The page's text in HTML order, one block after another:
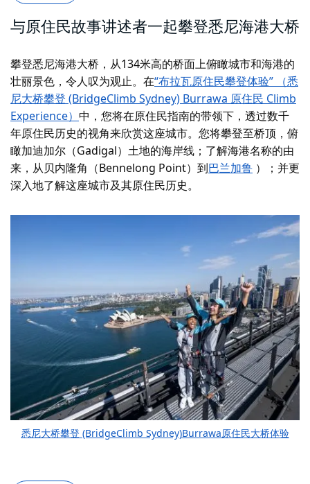
与原住民故事讲述者一起攀登悉尼海港大桥
攀登悉尼海港大桥，从134米高的桥面上俯瞰城市和海港的
壮丽景色，令人叹为观止。在“布拉瓦原住民攀登体验” （悉
尼大桥攀登 (BridgeClimb Sydney) Burrawa 原住民 Climb
Experience） 中 ，您将在原住民指南的带领下，透过数千
年原住民历史的视角来欣赏这座城市。您将攀登至桥顶，俯
瞰加迪加尔（Gadigal）土地的海岸线；了解海港名称的由
来，从贝内隆角（Bennelong Point）到巴兰加鲁 ）；并更
深入地了解这座城市及其原住民历史。
悉尼大桥攀登 (BridgeClimb Sydney)Burrawa原住民大桥体验